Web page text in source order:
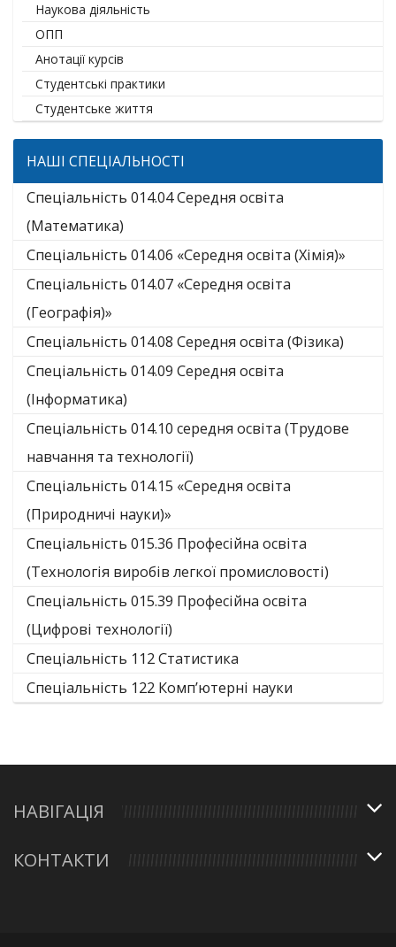
Наукова діяльність
ОПП
Анотації курсів
Студентські практики
Студентське життя
НАШІ СПЕЦІАЛЬНОСТІ
Спеціальність 014.04 Середня освіта
(Математика)
Спеціальність 014.06 «Середня освіта (Хімія)»
Спеціальність 014.07 «Середня освіта
(Географія)»
Спеціальність 014.08 Середня освіта (Фізика)
Спеціальність 014.09 Середня освіта
(Інформатика)
Спеціальність 014.10 середня освіта (Трудове
навчання та технології)
Спеціальність 014.15 «Середня освіта
(Природничі науки)»
Спеціальність 015.36 Професійна освіта
(Технологія виробів легкої промисловості)
Спеціальність 015.39 Професійна освіта
(Цифрові технології)
Спеціальність 112 Статистика
Спеціальність 122 Комп’ютерні науки
НАВІГАЦІЯ
КОНТАКТИ